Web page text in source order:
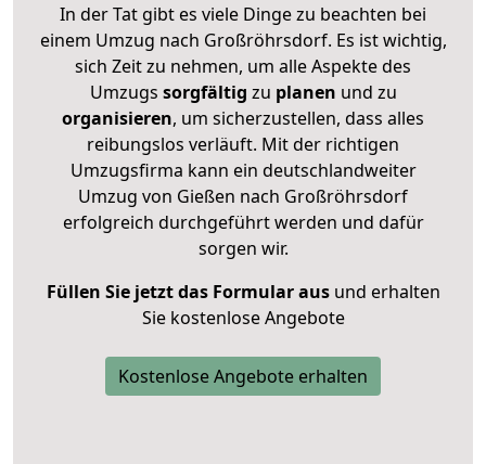
In der Tat gibt es viele Dinge zu beachten bei
einem Umzug nach Großröhrsdorf. Es ist wichtig,
sich Zeit zu nehmen, um alle Aspekte des
Umzugs sorgfältig zu planen und zu
organisieren, um sicherzustellen, dass alles
reibungslos verläuft. Mit der richtigen
Umzugsfirma kann ein deutschlandweiter
Umzug von Gießen nach Großröhrsdorf
erfolgreich durchgeführt werden und dafür
sorgen wir.
Füllen Sie jetzt das Formular ausund erhalten
Sie kostenlose Angebote
Kostenlose Angebote erhalten